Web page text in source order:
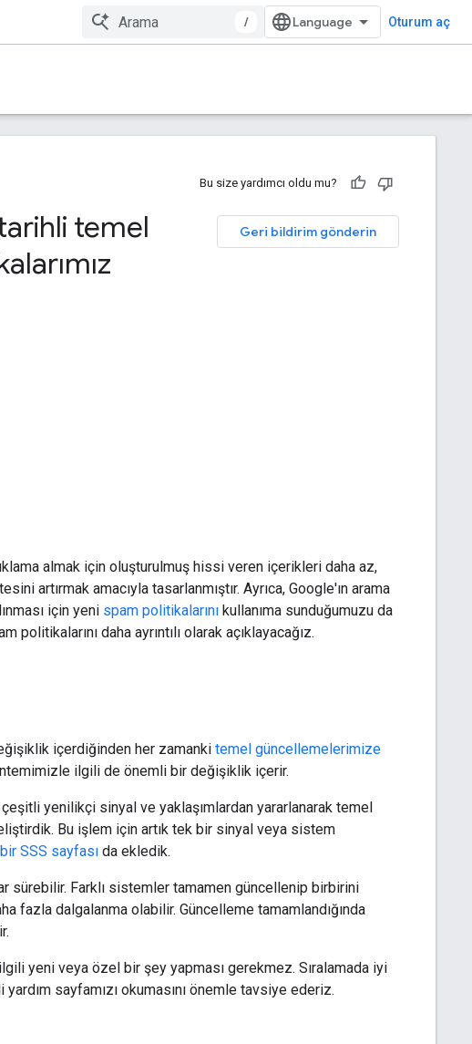
/ Oturum aç
Bu size yardımcı oldu mu?
Geri bildirim gönderin
temel
almak için oluşturulmuş hissi veren içerikleri daha az,
artırmak amacıyla tasarlanmıştır. Ayrıca, Google'ın arama
için yeni spam politikalarını kullanıma sunduğumuzu da
daha ayrıntılı olarak açıklayacağız.
içerdiğinden her zamanki temel güncellemelerimize
ilgili de önemli bir değişiklik içerir.
yenilikçi sinyal ve yaklaşımlardan yararlanarak temel
Bu işlem için artık tek bir sinyal veya sistem
SSS sayfası da ekledik.
sürebilir. Farklı sistemler tamamen güncellenip birbirini
fazla dalgalanma olabilir. Güncelleme tamamlandığında
yeni veya özel bir şey yapması gerekmez. Sıralamada iyi
yardım sayfamızı okumasını önemle tavsiye ederiz.